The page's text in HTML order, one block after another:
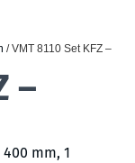
/ VMT 8110 Set KFZ –
–
mm, 1